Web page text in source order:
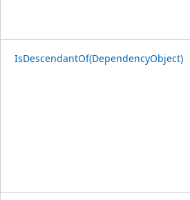
IsDescendantOf(DependencyObject)